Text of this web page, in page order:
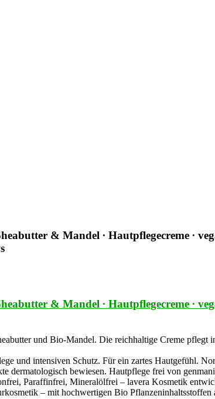
& Mandel ∙ Hautpflegecreme
& Mandel ∙ Hautpflegecreme
und Bio-Mandel. Die reichhaltige Creme pflegt
und intensiven Schutz. Für ein zartes Hautgefühl.
dermatologisch bewiesen. Hautpflege frei von
Paraffinfrei, Mineralölfrei – lavera Kosmetik
– mit hochwertigen Bio Pflanzeninhaltsstoffen